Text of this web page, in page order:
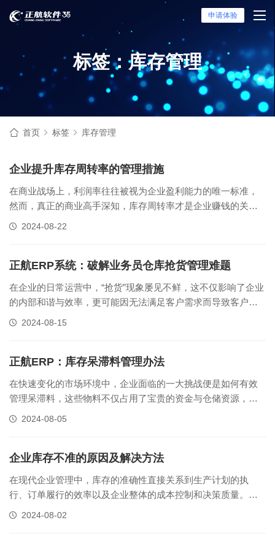
申请体验
标签：库存管理
首页 标签 库存管理
企业提升库存周转率的管理措施
在商业战场上，利润率往往被视为企业盈利能力的唯一标准，
然而，真正的商业高手深知，库存周转率才是企业赚钱的关键
所在。以下是一个关于两家公司库存周转率的真实案例，以及
一年后赚取了500万的......
2024-08-22
正航ERP系统：破解业务员仓库抢货管理难题
在企业的日常运营中，“抢货”现象屡见不鲜，这不仅影响了企业
的内部和谐与效率，更可能因无法满足客户需求而导致客户流
失。这一难题常常让企业老板们感到既熟悉又苦恼。那么，如
息沟通不畅或库存管理不善。......
2024-08-15
正航ERP：库存呆滞料管理办法
在快速变化的市场环境中，企业面临的一大挑战便是如何有效
管理呆滞料，这些物料不仅占用了宝贵的资金与仓储资源，还
可能对企业的运营效率和盈利能力造成深远影响。呆滞料的产
理不善、产品质量问题、安全库存......
2024-08-05
企业库存不准的原因及解决方法
在现代企业管理中，库存的准确性直接关系到生产计划的执
行、订单履行的效率以及企业整体的成本控制和决策质量。尽
管ERP仓库管理系统已广泛应用，但“库存不准”的问题仍时有发
2024-08-02